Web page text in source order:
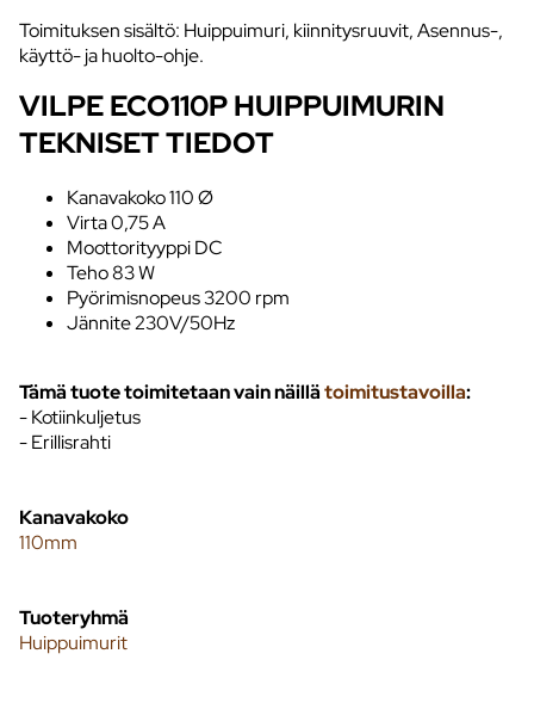
Toimituksen sisältö: Huippuimuri, kiinnitysruuvit, Asennus-,
käyttö- ja huolto-ohje.
VILPE ECO110P HUIPPUIMURIN
TEKNISET TIEDOT
Kanavakoko 110 Ø
Virta 0,75 A
Moottorityyppi DC
Teho 83 W
Pyörimisnopeus 3200 rpm
Jännite 230V/50Hz
Tämä tuote toimitetaan vain näillätoimitustavoilla:
- Kotiinkuljetus
- Erillisrahti
Kanavakoko
110mm
Tuoteryhmä
Huippuimurit